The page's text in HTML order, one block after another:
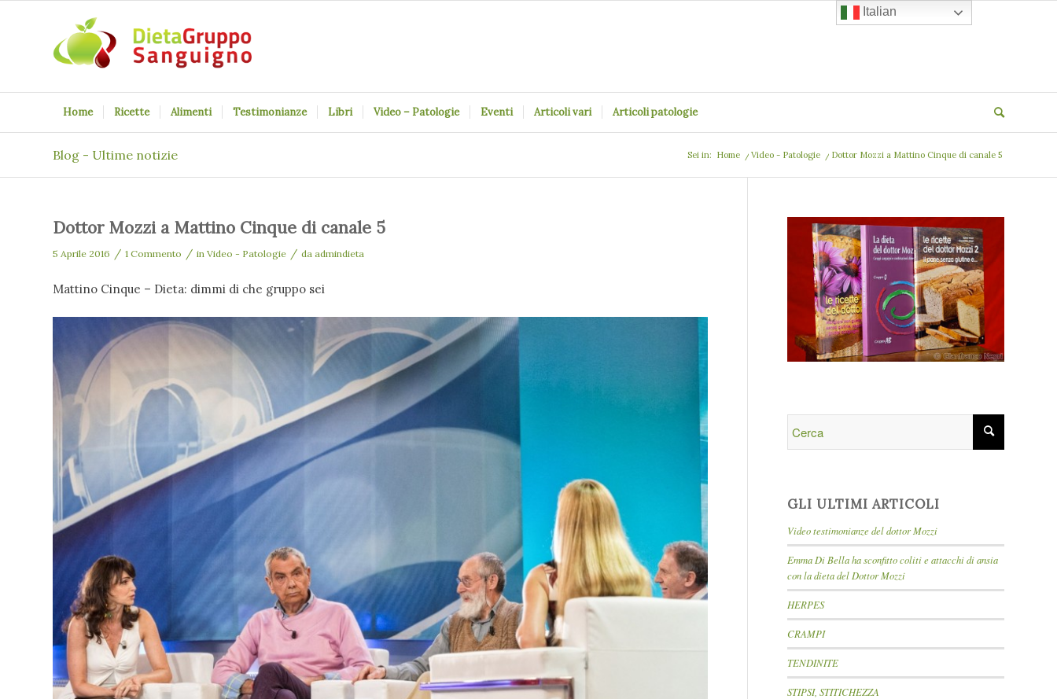
Home Ricette Alimenti Testimonianze Libri Video – Patologie Eventi Articoli vari Articoli patologie
Blog - Ultime notizie Sei in: Home / Video - Patologie / Dottor Mozzi a Mattino Cinque di canale 5
Dottor Mozzi a Mattino Cinque di canale 5
5 Aprile 2016 / 1 Commento / in Video - Patologie / da admindieta
Mattino Cinque – Dieta: dimmi di che gruppo sei
GLI ULTIMI ARTICOLI
Video testimonianze del dottor Mozzi
Emma Di Bella ha sconfitto coliti e attacchi di ansia
con la dieta del Dottor Mozzi
HERPES
CRAMPI
TENDINITE
STIPSI, STITICHEZZA
Italian